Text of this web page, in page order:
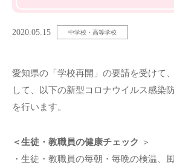
2020.05.15 中学校・高等学校
愛知県の「学校再開」の要請を受けて
して、以下の新型コロナウイルス感染
を行います。
＜生徒・教職員の健康チェック
＞
・生徒・教職員の毎朝・毎晩の検温、